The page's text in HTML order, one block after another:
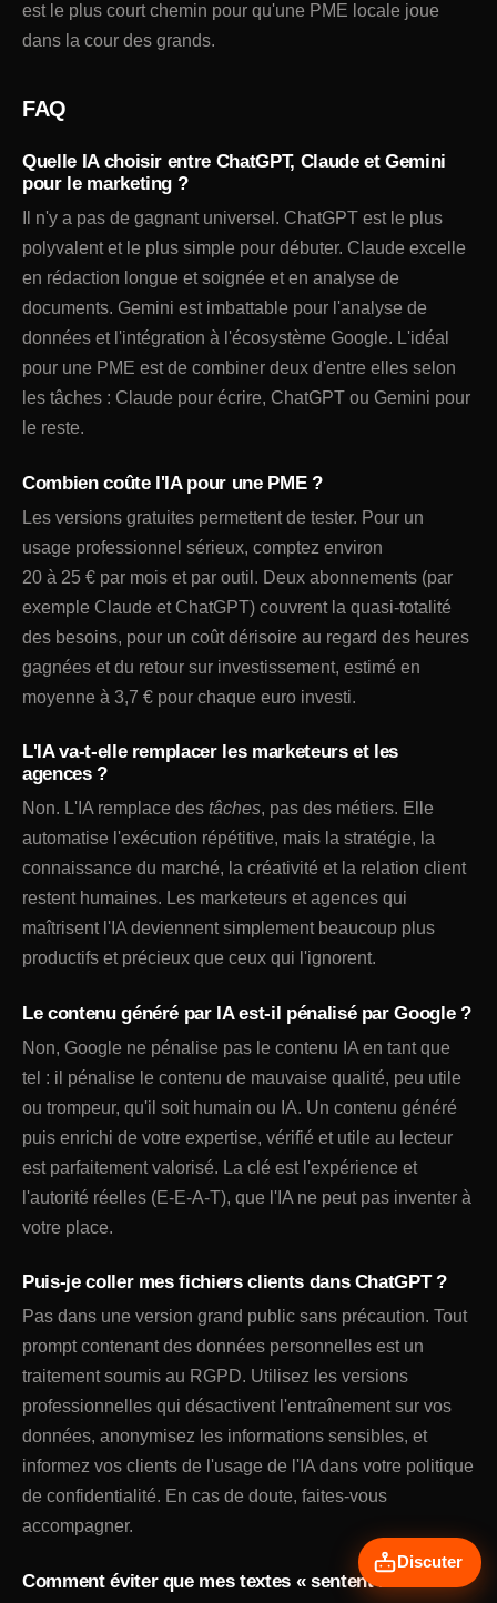
est le plus court chemin pour qu'une PME locale joue
dans la cour des grands.
FAQ
Quelle IA choisir entre ChatGPT, Claude et Gemini
pour le marketing ?
Il n'y a pas de gagnant universel. ChatGPT est le plus
polyvalent et le plus simple pour débuter. Claude excelle
en rédaction longue et soignée et en analyse de
documents. Gemini est imbattable pour l'analyse de
données et l'intégration à l'écosystème Google. L'idéal
pour une PME est de combiner deux d'entre elles selon
les tâches : Claude pour écrire, ChatGPT ou Gemini pour
le reste.
Combien coûte l'IA pour une PME ?
Les versions gratuites permettent de tester. Pour un
usage professionnel sérieux, comptez environ
20 à 25 € par mois et par outil. Deux abonnements (par
exemple Claude et ChatGPT) couvrent la quasi-totalité
des besoins, pour un coût dérisoire au regard des heures
gagnées et du retour sur investissement, estimé en
moyenne à 3,7 € pour chaque euro investi.
L'IA va-t-elle remplacer les marketeurs et les
agences ?
Non. L'IA remplace des tâches, pas des métiers. Elle
automatise l'exécution répétitive, mais la stratégie, la
connaissance du marché, la créativité et la relation client
restent humaines. Les marketeurs et agences qui
maîtrisent l'IA deviennent simplement beaucoup plus
productifs et précieux que ceux qui l'ignorent.
Le contenu généré par IA est-il pénalisé par Google ?
Non, Google ne pénalise pas le contenu IA en tant que
tel : il pénalise le contenu de mauvaise qualité, peu utile
ou trompeur, qu'il soit humain ou IA. Un contenu généré
puis enrichi de votre expertise, vérifié et utile au lecteur
est parfaitement valorisé. La clé est l'expérience et
l'autorité réelles (E-E-A-T), que l'IA ne peut pas inventer à
votre place.
Puis-je coller mes fichiers clients dans ChatGPT ?
Pas dans une version grand public sans précaution. Tout
prompt contenant des données personnelles est un
traitement soumis au RGPD. Utilisez les versions
professionnelles qui désactivent l'entraînement sur vos
données, anonymisez les informations sensibles, et
informez vos clients de l'usage de l'IA dans votre politique
de confidentialité. En cas de doute, faites-vous
accompagner.
Comment éviter que mes textes « sentent l'IA » ?
Discuter